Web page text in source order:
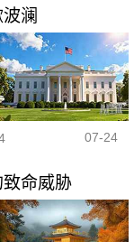
澜
07-24
命威胁